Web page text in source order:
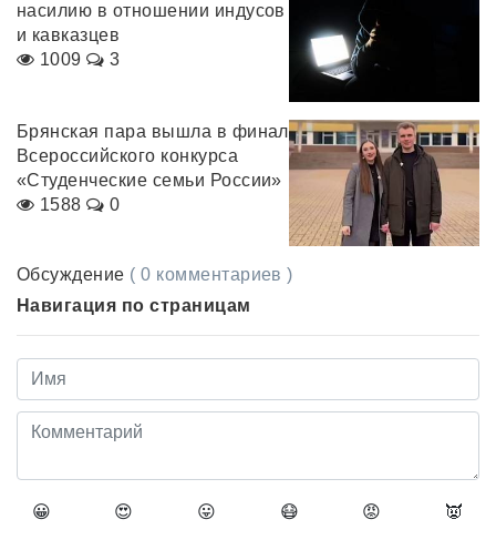
насилию в отношении индусов
и кавказцев
1009
3
Брянская пара вышла в финал
Всероссийского конкурса
«Студенческие семьи России»
1588
0
Обсуждение ( 0 комментариев )
Навигация по страницам
😀 😍 😛 😷 😡 👿